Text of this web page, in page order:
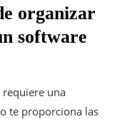
organizar
software
requiere una
te proporciona las